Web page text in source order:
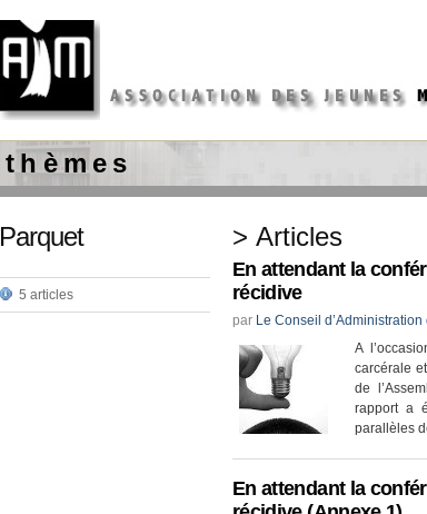
t h è m e s
Parquet
5 articles
> Articles
En attendant la
récidive
par Le Conseil d’Administration
A
carcérale
de
rapport a
parallèles
En attendant la